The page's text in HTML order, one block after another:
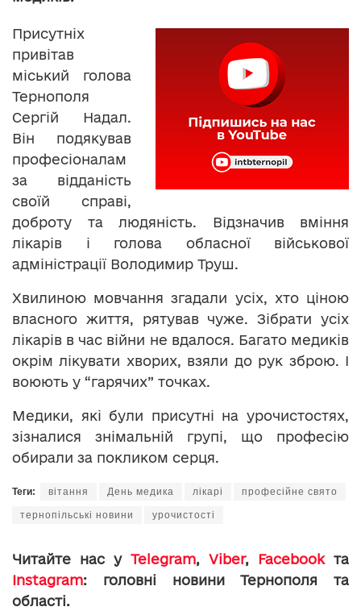
Присутніх
привітав
міський голова
Тернополя
Сергій Надал.
Він подякував
професіоналам
за відданість
своїй справі,
доброту та людяність. Відзначив вміння
лікарів і голова обласної військової
адміністрації Володимир Труш.
Хвилиною мовчання згадали усіх, хто ціною
власного життя, рятував чуже. Зібрати усіх
лікарів в час війни не вдалося. Багато медиків
окрім лікувати хворих, взяли до рук зброю. І
воюють у “гарячих” точках.
Медики, які були присутні на урочистостях,
зізналися знімальній групі, що професію
обирали за покликом серця.
Теги: вітання День медика лікарі професійне свято
тернопільські новини урочистості
Читайте нас у Telegram, Viber, Facebookта
Instagram: головні новини Тернополя та
області.